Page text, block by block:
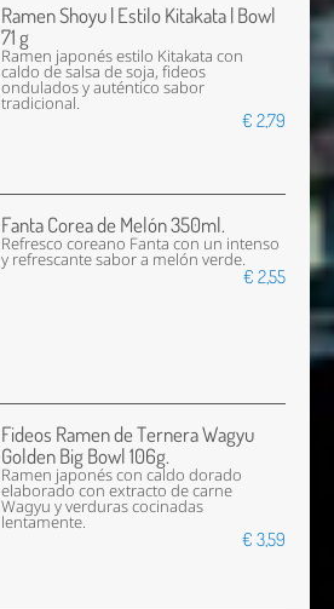
Ramen Shoyu | Estilo Kitakata | Bowl
71 g
Ramen japonés estilo Kitakata con
caldo de salsa de soja, fideos
ondulados y auténtico sabor
tradicional.
€ 2,79
Fanta Corea de Melón 350ml.
Refresco coreano Fanta con un intenso
y refrescante sabor a melón verde.
€ 2,55
Fideos Ramen de Ternera Wagyu
Golden Big Bowl 106g.
Ramen japonés con caldo dorado
elaborado con extracto de carne
Wagyu y verduras cocinadas
lentamente.
€ 3,59